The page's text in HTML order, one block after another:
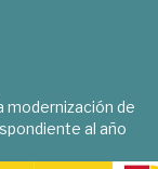
modernización de
al año